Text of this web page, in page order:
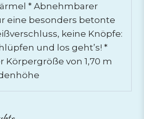
* Abnehmbarer
eine besonders betonte
keine Knöpfe:
und los geht’s! *
Körpergröße von 1,70 m